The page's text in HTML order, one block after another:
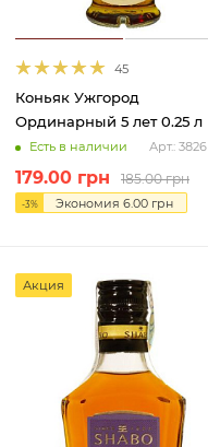
45
Коньяк Ужгород
Ординарный 5 лет 0.25 л
Есть в наличии Арт.: 3826
179.00 грн 185.00грн
-3% Экономия 6.00 грн
Акция